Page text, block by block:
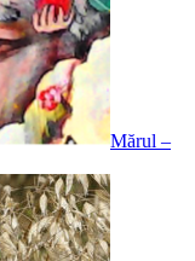
Mărul –